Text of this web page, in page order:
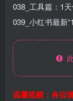
038_工具篇：1
039_小红书最新
此
温馨提醒：各位